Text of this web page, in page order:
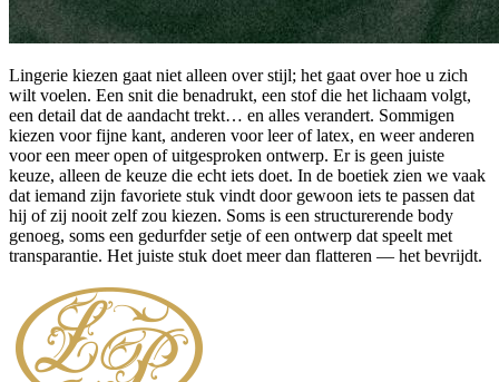
Lingerie kiezen gaat niet alleen over stijl; het gaat over hoe u zich
wilt voelen. Een snit die benadrukt, een stof die het lichaam volgt,
een detail dat de aandacht trekt… en alles verandert. Sommigen
kiezen voor fijne kant, anderen voor leer of latex, en weer anderen
voor een meer open of uitgesproken ontwerp. Er is geen juiste
keuze, alleen de keuze die echt iets doet. In de boetiek zien we vaak
dat iemand zijn favoriete stuk vindt door gewoon iets te passen dat
hij of zij nooit zelf zou kiezen. Soms is een structurerende body
genoeg, soms een gedurfder setje of een ontwerp dat speelt met
transparantie. Het juiste stuk doet meer dan flatteren — het bevrijdt.